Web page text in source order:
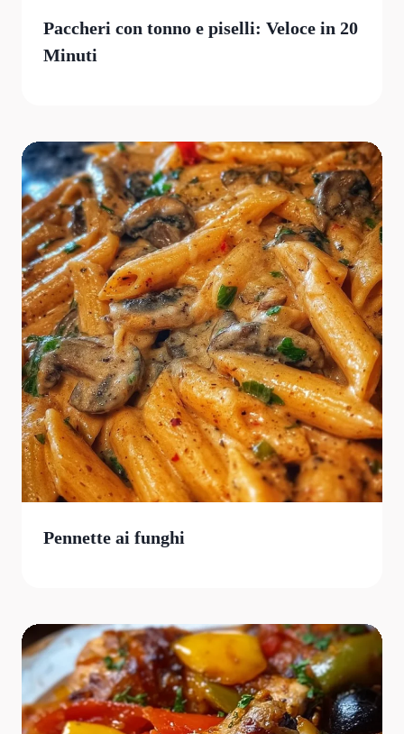
Paccheri con tonno e piselli: Veloce in 20
Minuti
Pennette ai funghi